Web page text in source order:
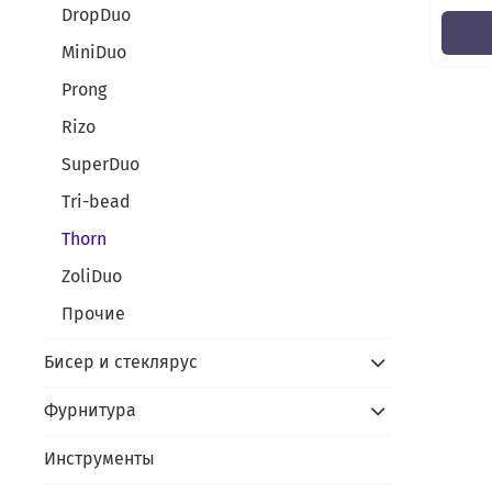
DropDuo
MiniDuo
Prong
Rizo
SuperDuo
Tri-bead
Thorn
ZoliDuo
Прочие
Бисер и стеклярус
Фурнитура
Инструменты